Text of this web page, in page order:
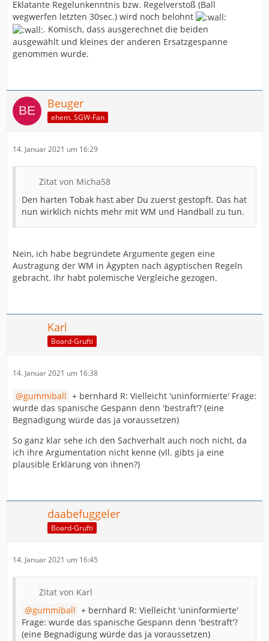
Eklatante Regelunkenntnis bzw. Regelverstoß (Ball
wegwerfen letzten 30sec.) wird noch belohnt
. Komisch, dass ausgerechnet die beiden
ausgewählt und kleines der anderen Ersatzgespanne
genommen wurde.
Beuger
ehem. SGW-Fan
14. Januar 2021 um 16:29
Zitat von Micha58
Den harten Tobak hast aber Du zuerst gestopft. Das hat
nun wirklich nichts mehr mit WM und Handball zu tun.
Nein, ich habe begründete Argumente gegen eine
Austragung der WM in Ägypten nach ägyptischen Regeln
gebracht. Ihr habt polemische Vergleiche gezogen.
Karl
Board-Grufti
14. Januar 2021 um 16:38
gummiball + bernhard R: Vielleicht 'uninformierte' Frage:
wurde das spanische Gespann denn 'bestraft'? (eine
Begnadigung würde das ja voraussetzen)
So ganz klar sehe ich den Sachverhalt auch noch nicht, da
ich ihre Argumentation nicht kenne (vll. gibts ja eine
plausible Erklärung von ihnen?)
daabefuggeler
Board-Grufti
14. Januar 2021 um 16:45
Zitat von Karl
gummiball + bernhard R: Vielleicht 'uninformierte'
Frage: wurde das spanische Gespann denn 'bestraft'?
(eine Begnadigung würde das ja voraussetzen)